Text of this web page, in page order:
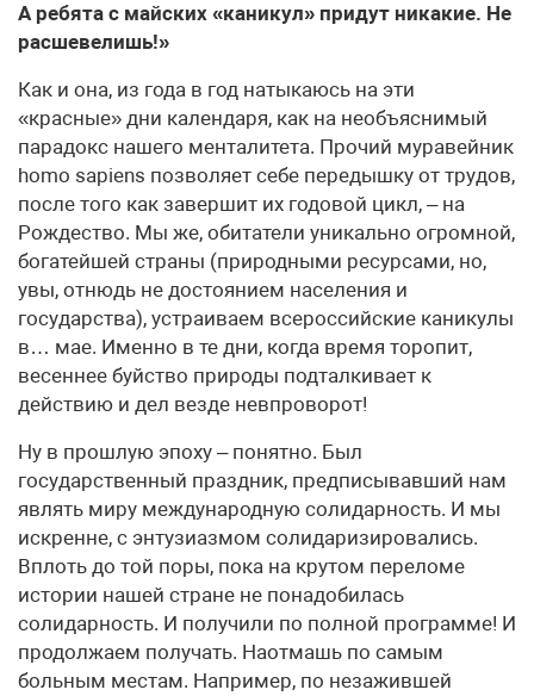
А ребята с майских «каникул» придут никакие. Не
расшевелишь!»
Как и она, из года в год натыкаюсь на эти
«красные» дни календаря, как на необъяснимый
парадокс нашего менталитета. Прочий муравейник
homo sapiens позволяет себе передышку от трудов,
после того как завершит их годовой цикл, – на
Рождество. Мы же, обитатели уникально огромной,
богатейшей страны (природными ресурсами, но,
увы, отнюдь не достоянием населения и
государства), устраиваем всероссийские каникулы
в… мае. Именно в те дни, когда время торопит,
весеннее буйство природы подталкивает к
действию и дел везде невпроворот!
Ну в прошлую эпоху – понятно. Был
государственный праздник, предписывавший нам
являть миру международную солидарность. И мы
искренне, с энтузиазмом солидаризировались.
Вплоть до той поры, пока на крутом переломе
истории нашей стране не понадобилась
солидарность. И получили по полной программе! И
продолжаем получать. Наотмашь по самым
больным местам. Например, по незажившей